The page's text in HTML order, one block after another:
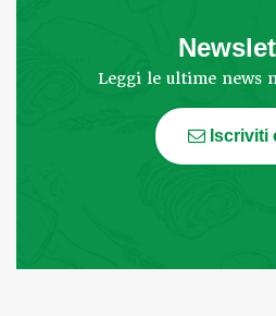
Leggi le ultime news
Iscriviti